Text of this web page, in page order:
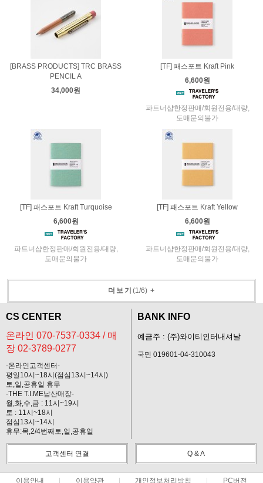
[BRASS PRODUCTS] TRC BRASS
PENCIL A
34,000원
[TF] 패스포트 Kraft Pink
6,600원
파트너샵한정판매/회원전용/대량,
도매문의불가
[TF] 패스포트 Kraft Turquoise
6,600원
파트너샵한정판매/회원전용/대량,
도매문의불가
[TF] 패스포트 Kraft Yellow
6,600원
파트너샵한정판매/회원전용/대량,
도매문의불가
더보기 (1 /6)+
CS CENTER
온라인 070-7537-0334 / 매
장 02-3789-0277
-온라인고객센터-
평일10시~18시(점심13시~14시)
토,일,공휴일 휴무
-THE T.I.ME남산매장-
월,화,수,금 : 11시~19시
토 : 11시~18시
점심13시~14시
휴무:목,2/4번째토,일,공휴일
BANK INFO
예금주 : (주)와이티인터내셔날
국민 019601-04-310043
고객센터 연결 Q & A
이용안내 이용약관 개인정보처리방침 PC버전